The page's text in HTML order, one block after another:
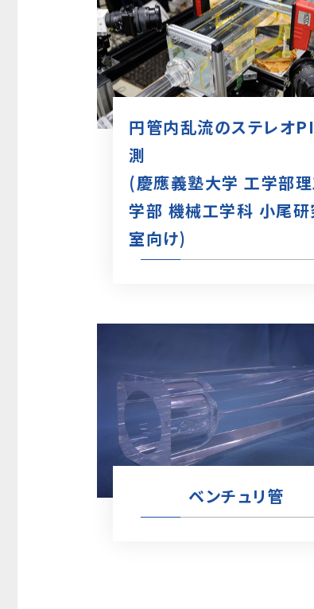
円管内乱流のステレオ
測
(慶應義塾大学 工学部
学部 機械工学科 小尾研
室向け)
ベンチュリ管